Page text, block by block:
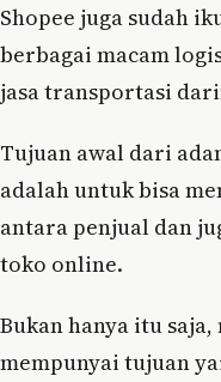
Shopee juga sudah
berbagai macam
jasa transportasi
Tujuan awal dari
adalah untuk bisa
antara penjual dan
toko online.
Bukan hanya itu
mempunyai tujuan